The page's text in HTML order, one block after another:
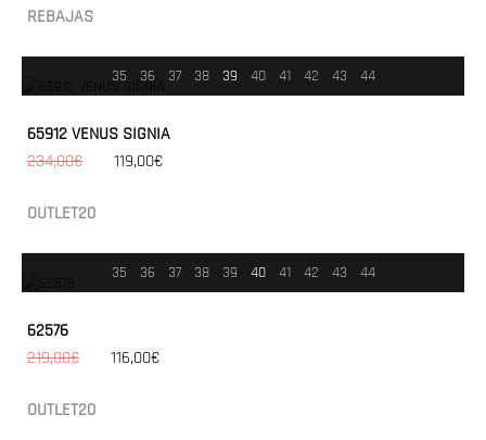
REBAJAS
35 36 37 38 39 40 41 42 43 44
65912 VENUS SIGNIA
234,00€
119,00€
OUTLET20
35 36 37 38 39 40 41 42 43 44
62576
219,00€
116,00€
OUTLET20